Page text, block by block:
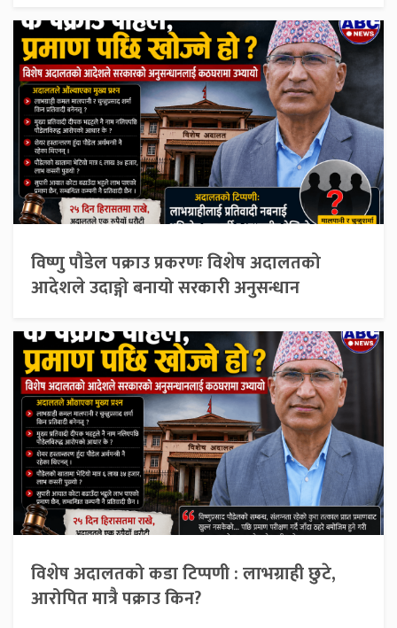
विष्णु पौडेल पक्राउ प्रकरणः विशेष अदालतको
आदेशले उदाङ्गो बनायो सरकारी अनुसन्धान
विशेष अदालतको कडा टिप्पणी : लाभग्राही छुटे,
आरोपित मात्रै पक्राउ किन?